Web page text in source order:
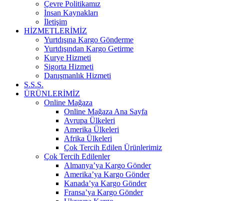
Çevre Politikamız
İnsan Kaynakları
İletişim
HİZMETLERİMİZ
Yurtdışına Kargo Gönderme
Yurtdışından Kargo Getirme
Kurye Hizmeti
Sigorta Hizmeti
Danışmanlık Hizmeti
S.S.S.
ÜRÜNLERİMİZ
Online Mağaza
Online Mağaza Ana Sayfa
Avrupa Ülkeleri
Amerika Ülkeleri
Afrika Ülkeleri
Çok Tercih Edilen Ürünlerimiz
Çok Tercih Edilenler
Almanya’ya Kargo Gönder
Amerika’ya Kargo Gönder
Kanada’ya Kargo Gönder
Fransa’ya Kargo Gönder